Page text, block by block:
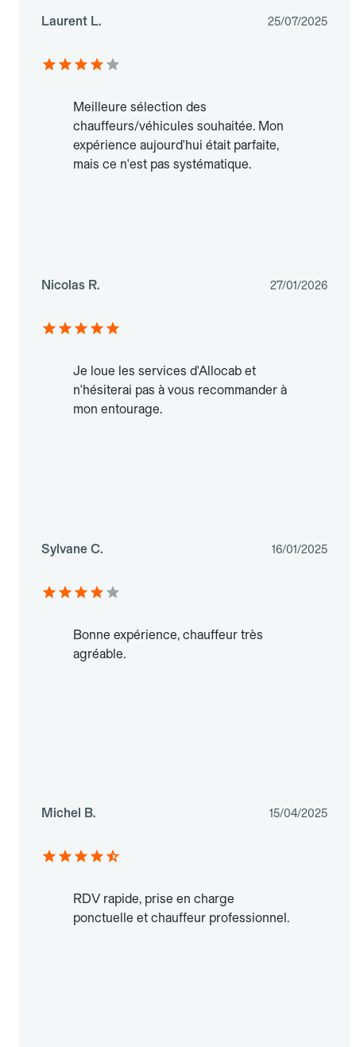
Laurent L. 25/07/2025
Meilleure sélection des
chauffeurs/véhicules souhaitée. Mon
expérience aujourd'hui était parfaite,
mais ce n'est pas systématique.
Nicolas R. 27/01/2026
Je loue les services d'Allocab et
n'hésiterai pas à vous recommander à
mon entourage.
Sylvane C. 16/01/2025
Bonne expérience, chauffeur très
agréable.
Michel B. 15/04/2025
RDV rapide, prise en charge
ponctuelle et chauffeur professionnel.